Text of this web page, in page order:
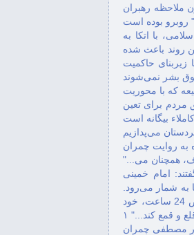
ملاحظه‌ رهبران
با اتکا به
روند باعث شده‌
زیربنای حاکمیت
که‌ با محوريت
مردم برای تعین
"...صبح 27/5/58 بر بالاى دیوار خانه پاسداران بودم و به شهر مى‌نگریستم و گلوله از هر دو طرف، همچنان مى
امام خمینى
به شمار مى‌رود.
امام خمینى، فرماندهى کل قوا را به دست مى‌گیرد و فرمان مى‌دهد که ارتش باید در عرض 24 ساعت، خود
و قمع کند..." ١
مصطفی چمران